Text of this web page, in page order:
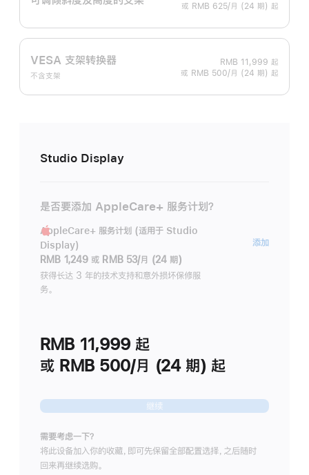
或 RMB 625/月 (24 期) 起
VESA 支架转换器
不含支架
RMB 11,999 起
或 RMB 500/月 (24 期) 起
Studio Display
是否要添加 AppleCare+ 服务计划？
AppleCare+ 服务计划 (适用于 Studio
Display)
RMB 1,249 或 RMB 53/月 (24 期)
获得长达 3 年的技术支持和意外损坏保修服
务。
添加
RMB 11,999 起
或 RMB 500/月 (24 期) 起
继续
需要考虑一下？
将此设备加入你的收藏，即可先保留全部配置选择，之后随时
回来再继续选购。